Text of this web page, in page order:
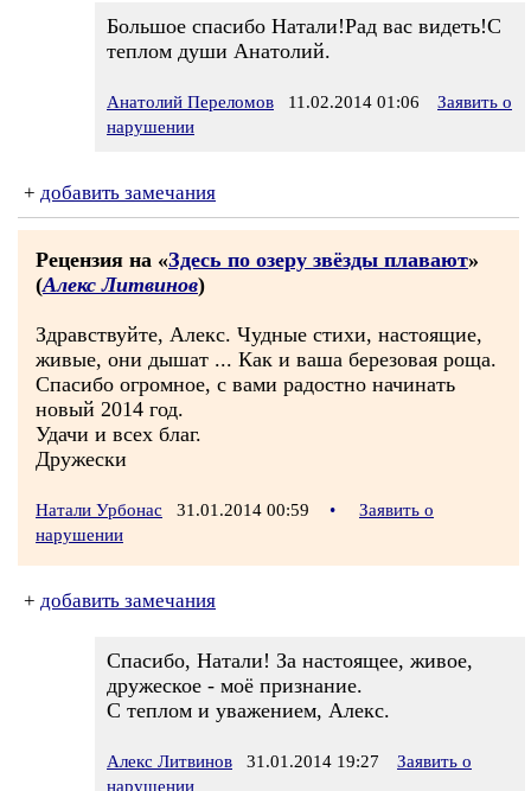
Большое спасибо Натали!Рад вас видеть!С
теплом души Анатолий.
Анатолий Переломов 11.02.2014 01:06
Заявить о
нарушении
+ добавить замечания
Рецензия на «Здесь по озеру звёзды плавают»
(Алекс Литвинов)
Здравствуйте, Алекс. Чудные стихи, настоящие,
живые, они дышат ... Как и ваша березовая роща.
Спасибо огромное, с вами радостно начинать
новый 2014 год.
Удачи и всех благ.
Дружески
Натали Урбонас 31.01.2014 00:59 •
Заявить о
нарушении
+ добавить замечания
Спасибо, Натали! За настоящее, живое,
дружеское - моё признание.
С теплом и уважением, Алекс.
Алекс Литвинов 31.01.2014 19:27
Заявить о
нарушении